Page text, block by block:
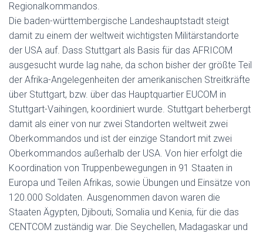
Regionalkommandos.
Die baden-württembergische Landeshauptstadt steigt
damit zu einem der weltweit wichtigsten Militärstandorte
der USA auf. Dass Stuttgart als Basis für das AFRICOM
ausgesucht wurde lag nahe, da schon bisher der größte Teil
der Afrika-Angelegenheiten der amerikanischen Streitkräfte
über Stuttgart, bzw. über das Hauptquartier EUCOM in
Stuttgart-Vaihingen, koordiniert wurde. Stuttgart beherbergt
damit als einer von nur zwei Standorten weltweit zwei
Oberkommandos und ist der einzige Standort mit zwei
Oberkommandos außerhalb der USA. Von hier erfolgt die
Koordination von Truppenbewegungen in 91 Staaten in
Europa und Teilen Afrikas, sowie Übungen und Einsätze von
120.000 Soldaten. Ausgenommen davon waren die
Staaten Ägypten, Djibouti, Somalia und Kenia, für die das
CENTCOM zuständig war. Die Seychellen, Madagaskar und